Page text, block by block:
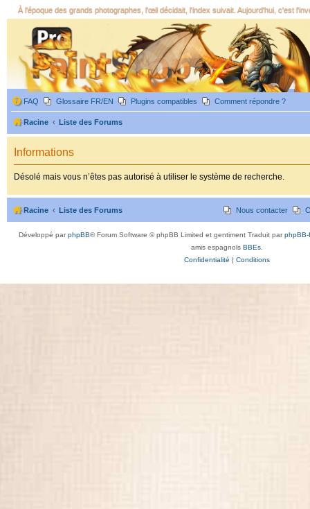
À l'époque des grands photographes, l'œil décidait, l'index suivait. Aujourd'hui, c'est
FAQ Glossaire FR/EN Plugins compatibles Comment répondre ?
Racine Liste des Forums
Informations
Désolé mais vous n’êtes pas autorisé à utiliser le système de recherche.
Racine Liste des Forums Nous contacter
Développé parphpBB® Forum Software © phpBB Limited et gentiment Traduit parphpBB-
amis espagnols BBEs.
Confidentialité | Conditions